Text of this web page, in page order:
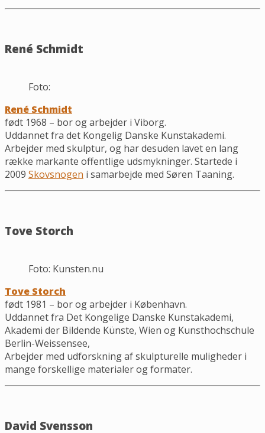
René Schmidt
Foto:
René Schmidt
født 1968 – bor og arbejder i Viborg.
Uddannet fra det Kongelig Danske Kunstakademi.
Arbejder med skulptur, og har desuden lavet en lang
række markante offentlige udsmykninger. Startede i
2009 Skovsnogen i samarbejde med Søren Taaning.
Tove Storch
Foto: Kunsten.nu
Tove Storch
født 1981 – bor og arbejder i København.
Uddannet fra Det Kongelige Danske Kunstakademi,
Akademi der Bildende Künste, Wien og Kunsthochschule
Berlin-Weissensee,
Arbejder med udforskning af skulpturelle muligheder i
mange forskellige materialer og formater.
David Svensson